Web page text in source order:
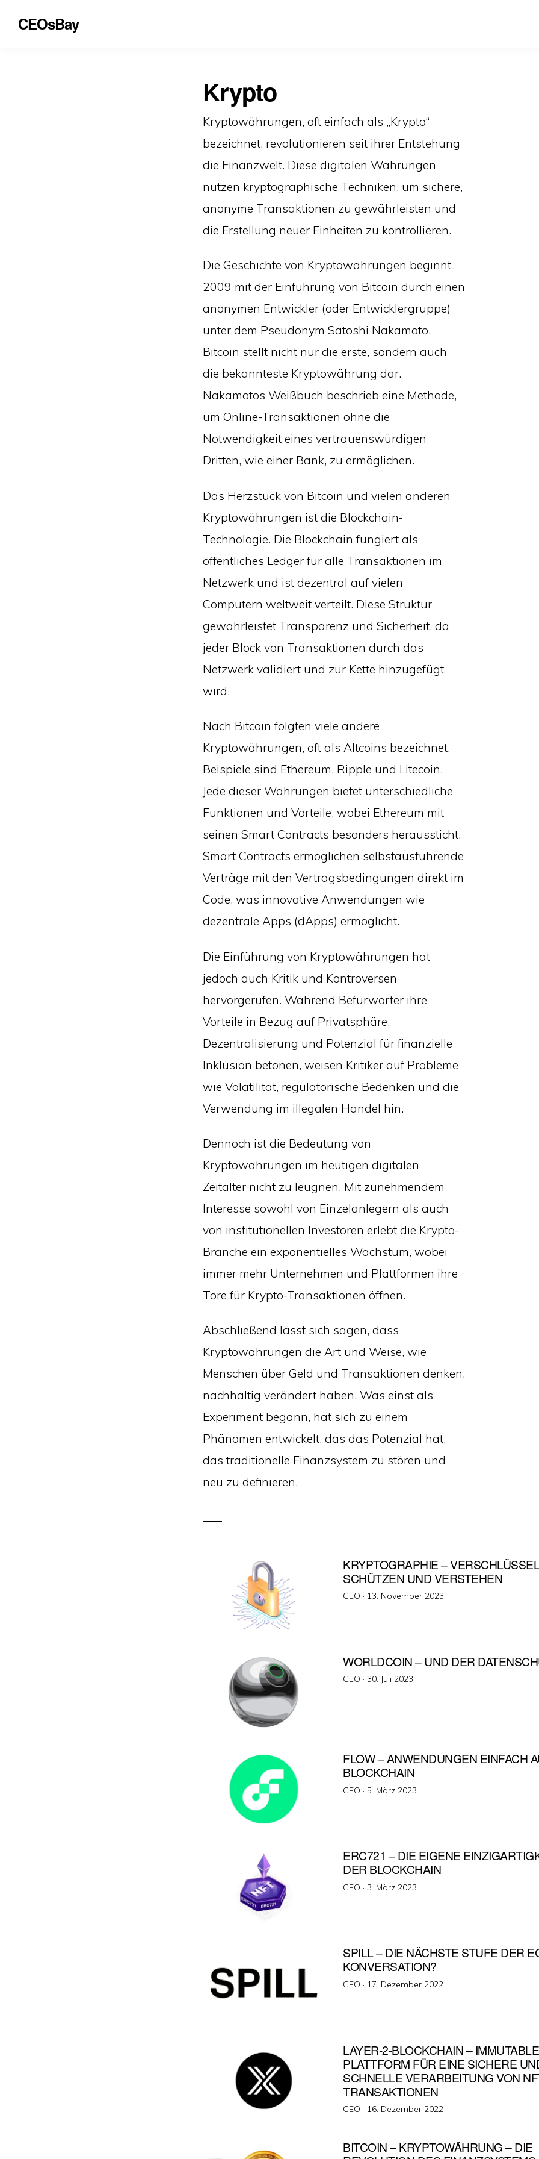
CEOsBay
Krypto
Kryptowährungen, oft einfach als „Krypto“
bezeichnet, revolutionieren seit ihrer Entstehung
die Finanzwelt. Diese digitalen Währungen
nutzen kryptographische Techniken, um sichere,
anonyme Transaktionen zu gewährleisten und
die Erstellung neuer Einheiten zu kontrollieren.
Die Geschichte von Kryptowährungen beginnt
2009 mit der Einführung von Bitcoin durch einen
anonymen Entwickler (oder Entwicklergruppe)
unter dem Pseudonym Satoshi Nakamoto.
Bitcoin stellt nicht nur die erste, sondern auch
die bekannteste Kryptowährung dar.
Nakamotos Weißbuch beschrieb eine Methode,
um Online-Transaktionen ohne die
Notwendigkeit eines vertrauenswürdigen
Dritten, wie einer Bank, zu ermöglichen.
Das Herzstück von Bitcoin und vielen anderen
Kryptowährungen ist die Blockchain-
Technologie. Die Blockchain fungiert als
öffentliches Ledger für alle Transaktionen im
Netzwerk und ist dezentral auf vielen
Computern weltweit verteilt. Diese Struktur
gewährleistet Transparenz und Sicherheit, da
jeder Block von Transaktionen durch das
Netzwerk validiert und zur Kette hinzugefügt
wird.
Nach Bitcoin folgten viele andere
Kryptowährungen, oft als Altcoins bezeichnet.
Beispiele sind Ethereum, Ripple und Litecoin.
Jede dieser Währungen bietet unterschiedliche
Funktionen und Vorteile, wobei Ethereum mit
seinen Smart Contracts besonders heraussticht.
Smart Contracts ermöglichen selbstausführende
Verträge mit den Vertragsbedingungen direkt im
Code, was innovative Anwendungen wie
dezentrale Apps (dApps) ermöglicht.
Die Einführung von Kryptowährungen hat
jedoch auch Kritik und Kontroversen
hervorgerufen. Während Befürworter ihre
Vorteile in Bezug auf Privatsphäre,
Dezentralisierung und Potenzial für finanzielle
Inklusion betonen, weisen Kritiker auf Probleme
wie Volatilität, regulatorische Bedenken und die
Verwendung im illegalen Handel hin.
Dennoch ist die Bedeutung von
Kryptowährungen im heutigen digitalen
Zeitalter nicht zu leugnen. Mit zunehmendem
Interesse sowohl von Einzelanlegern als auch
von institutionellen Investoren erlebt die Krypto-
Branche ein exponentielles Wachstum, wobei
immer mehr Unternehmen und Plattformen ihre
Tore für Krypto-Transaktionen öffnen.
Abschließend lässt sich sagen, dass
Kryptowährungen die Art und Weise, wie
Menschen über Geld und Transaktionen denken,
nachhaltig verändert haben. Was einst als
Experiment begann, hat sich zu einem
Phänomen entwickelt, das das Potenzial hat,
das traditionelle Finanzsystem zu stören und
neu zu definieren.
KRYPTOGRAPHIE –
SCHÜTZEN UND VERSTEHEN
CEO · Veröffentlicht
13. November 2023
WORLDCOIN – UND DER
CEO ·Veröffentlicht
30. Juli 2023
FLOW – ANWENDUNGEN EINFACH
BLOCKCHAIN
CEO · Veröffentlicht
5. März 2023
ERC721 – DIE EIGENE
DER BLOCKCHAIN
CEO ·Veröffentlicht
3. März 2023
SPILL – DIE NÄCHSTE STUFE DER
KONVERSATION?
CEO · Veröffentlicht
17. Dezember 2022
LAYER-2-BLOCKCHAIN –
PLATTFORM FÜR EINE SICHERE
SCHNELLE VERARBEITUNG VON
TRANSAKTIONEN
CEO · Veröffentlicht
16. Dezember 2022
BITCOIN – KRYPTOWÄHRUNG – DIE